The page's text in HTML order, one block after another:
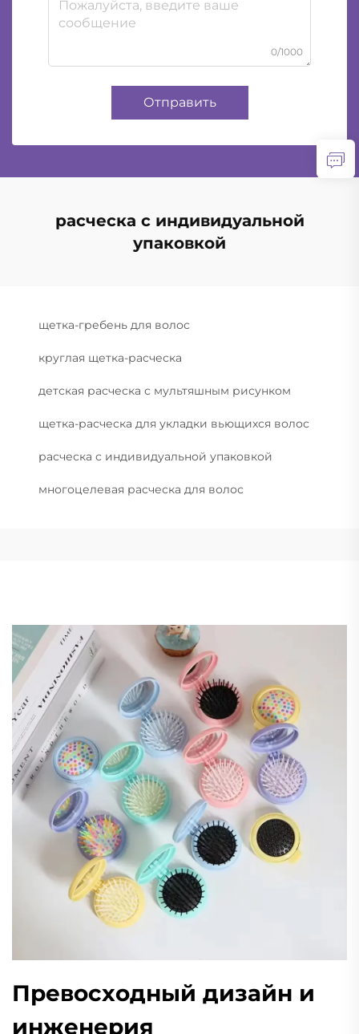
0/1000
Отправить
расческа с индивидуальной
упаковкой
щетка-гребень для волос
круглая щетка-расческа
детская расческа с мультяшным рисунком
щетка-расческа для укладки вьющихся волос
расческа с индивидуальной упаковкой
многоцелевая расческа для волос
Превосходный дизайн и
инженерия